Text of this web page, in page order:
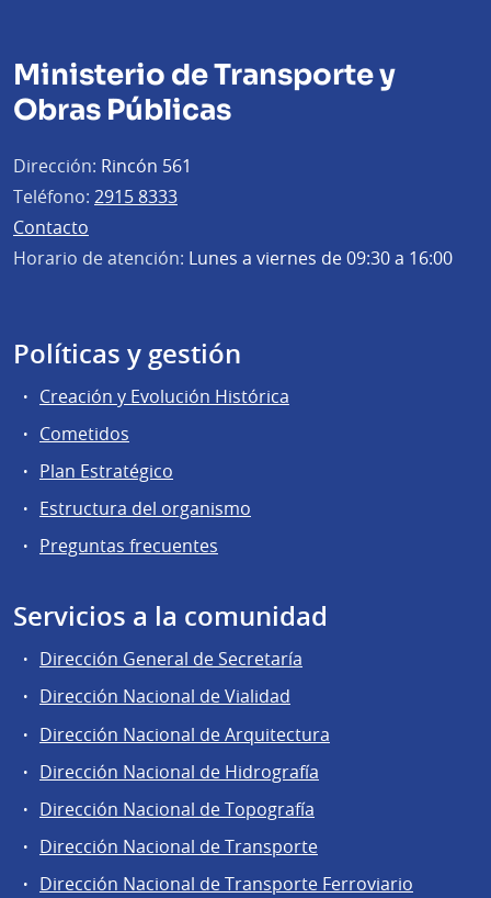
Ministerio de Transporte y
Obras Públicas
Dirección: Rincón 561
Teléfono: 2915 8333
Contacto
Horario de atención: Lunes a viernes de 09:30 a 16:00
Políticas y gestión
Creación y Evolución Histórica
Cometidos
Plan Estratégico
Estructura del organismo
Preguntas frecuentes
Servicios a la comunidad
Dirección General de Secretaría
Dirección Nacional de Vialidad
Dirección Nacional de Arquitectura
Dirección Nacional de Hidrografía
Dirección Nacional de Topografía
Dirección Nacional de Transporte
Dirección Nacional de Transporte Ferroviario